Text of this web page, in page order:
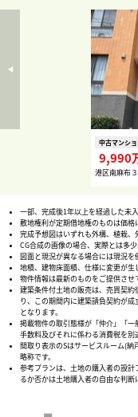
中古マンシ
9,990
港区南麻布
一部、完成後1年以上を経過した未
敷地権利が定期借地権のものは価格
完成予想図はいずれも外構、植栽、
CG合成の画像の場合、実際とは多少
図面と現況が異なる場合には現況を
地積、建物床面積、仕様に変更が生
物件情報は最新のものをご提供させ
建築条件付土地の販売は、売買契
り、この期間内に建築請負契約が
となります。
掲載物件の取引態様が「仲介」「
手数料及びそれに係わる消費税を別
間取り表示のSはサービスルーム(納
略称です。
参考プランは、土地の購入者の設
るか否かは土地購入者の自由な判断